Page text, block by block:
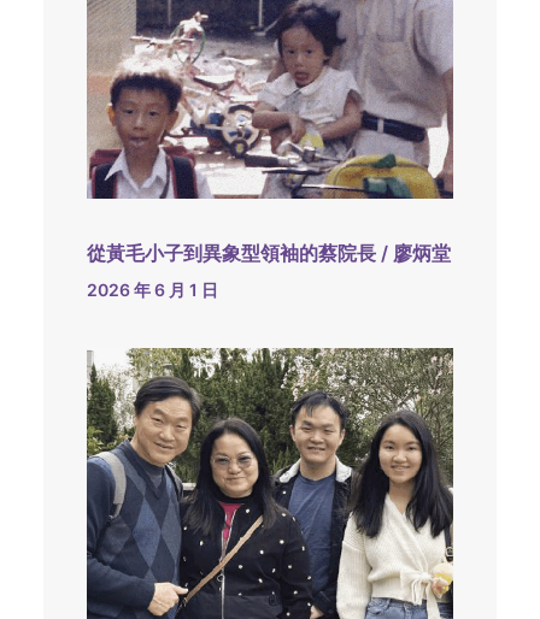
從黃毛小子到異象型領袖的蔡院長 / 廖炳堂
2026 年 6 月 1 日